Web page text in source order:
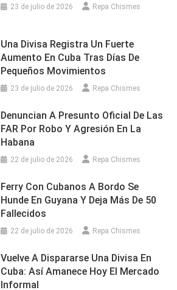
23 de julio de 2026 Repa Chismes
Una Divisa Registra Un Fuerte
Aumento En Cuba Tras Días De
Pequeños Movimientos
23 de julio de 2026 Repa Chismes
Denuncian A Presunto Oficial De Las
FAR Por Robo Y Agresión En La
Habana
22 de julio de 2026 Repa Chismes
Ferry Con Cubanos A Bordo Se
Hunde En Guyana Y Deja Más De 50
Fallecidos
22 de julio de 2026 Repa Chismes
Vuelve A Dispararse Una Divisa En
Cuba: Así Amanece Hoy El Mercado
Informal